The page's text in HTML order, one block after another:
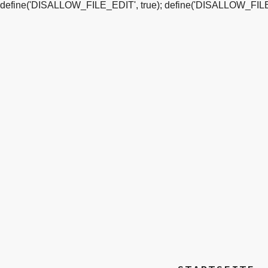
define('DISALLOW_FILE_EDIT', true);